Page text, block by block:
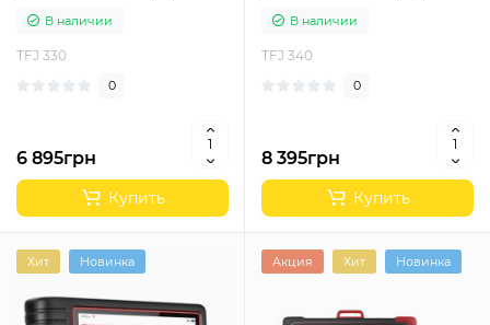
В наличии
TFJ 330
0
6 895грн
Купить
В наличии
TFJ 340
0
8 395грн
Купить
Хит Новинка Акция Хит Новинка